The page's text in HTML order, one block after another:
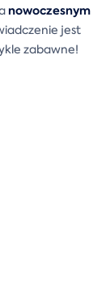
nowoczesnym
jest
zabawne!